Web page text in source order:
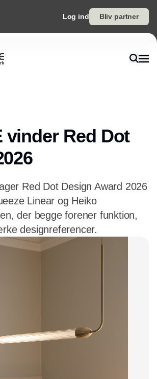
Log ind Bliv partner
vinder Red Dot
Red Dot Design Award 2026
Linear og Heiko
der begge forener funktion,
designreferencer.